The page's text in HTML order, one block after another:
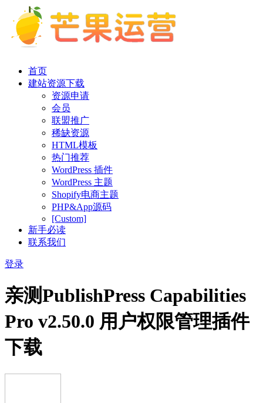
首页
建站资源下载
资源申请
会员
联盟推广
稀缺资源
HTML模板
热门推荐
WordPress 插件
WordPress 主题
Shopify电商主题
PHP&App源码
[Custom]
新手必读
联系我们
登录
亲测PublishPress Capabilities
Pro v2.50.0 用户权限管理插件
下载